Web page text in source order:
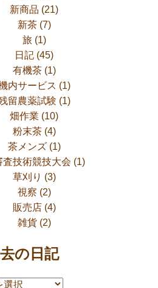
新商品 (21)
新茶(7)
旅 (1)
日記 (45)
有機茶(1)
内サービス (1)
留農薬試験 (1)
畑作業 (10)
粉末茶(4)
茶メンズ(1)
査技術競技大会 (1)
草刈り (3)
視察 (2)
販売店(4)
雑貨(2)
の日記